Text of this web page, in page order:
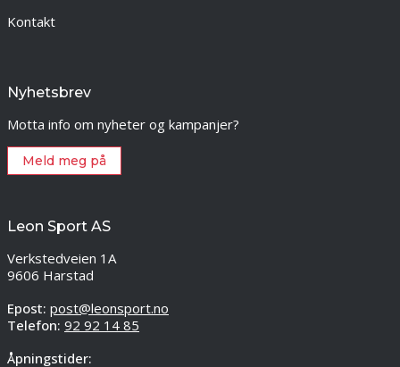
Kontakt
Nyhetsbrev
Motta info om nyheter og kampanjer?
Meld meg på
Leon Sport AS
Verkstedveien 1A
9606 Harstad
Epost: post@leonsport.no
Telefon: 92 92 14 85
Åpningstider: